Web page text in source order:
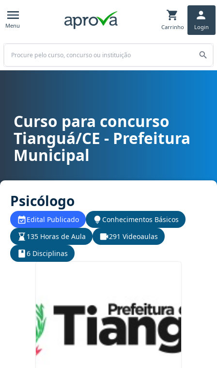
Menu Carrinho Login
Buscar
Curso para concurso Tianguá/CE - Prefeitura Municipal cargo
Curso para concurso
Tianguá/CE - Prefeitura
Municipal
Psicólogo
Edital Publicado
Conhecimentos Básicos
135 Horas de Aula
291 Videoaulas
6 Disciplinas